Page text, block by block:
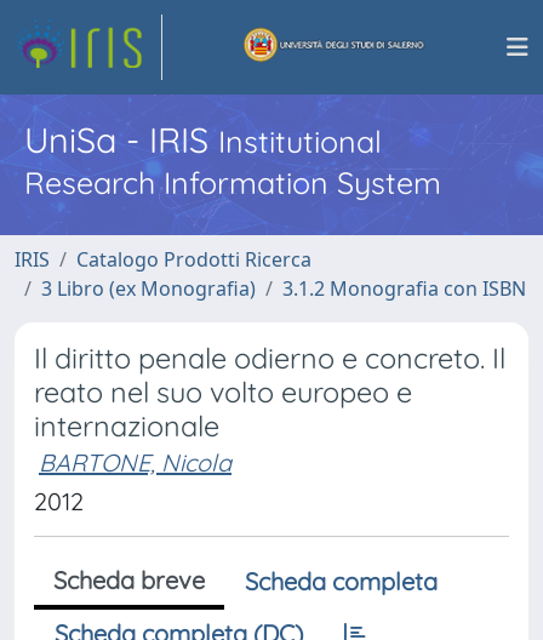
UniSa - IRISInstitutional
Research Information System
IRIS
Catalogo Prodotti Ricerca
3 Libro (ex Monografia)
3.1.2 Monografia con ISBN
Il diritto penale odierno e concreto. Il
reato nel suo volto europeo e
internazionale
BARTONE, Nicola
2012
Scheda breve
Scheda completa
Scheda completa (DC)